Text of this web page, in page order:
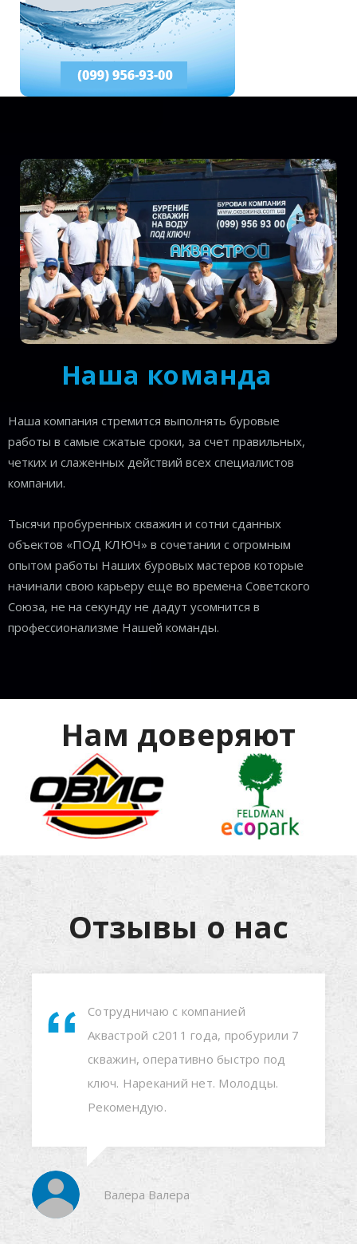
Наша команда
Наша компания стремится выполнять буровые
работы в самые сжатые сроки, за счет правильных,
четких и слаженных действий всех специалистов
компании.
Тысячи пробуренных скважин и сотни сданных
объектов «ПОД КЛЮЧ» в сочетании с огромным
опытом работы Наших буровых мастеров которые
начинали свою карьеру еще во времена Советского
Союза, не на секунду не дадут усомнится в
профессионализме Нашей команды.
Нам доверяют
Отзывы о нас
Рекомендую всем.Второй год пользуемся
скважиной,пробурили вторую.Сервис и
профессионализм на высшем
подход к клиентам,короче ребята мастера